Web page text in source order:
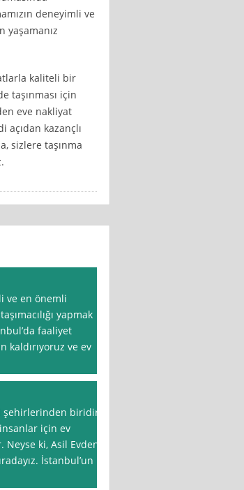
deneyimli ve
yaşamanız
kaliteli bir
taşınması için
eve nakliyat
açıdan kazançlı
sizlere taşınma
ve en önemli
yapmak
faaliyet
kaldırıyoruz ve ev
şehirlerinden biridir.
için ev
ki, Asil Evden
İstanbul’un